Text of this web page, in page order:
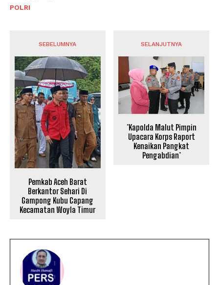
POLRI
SEBELUMNYA
Pemkab Aceh Barat
Berkantor Sehari Di
Gampong Kubu Capang
Kecamatan Woyla Timur
SELANJUTNYA
*Kapolda Malut Pimpin
Upacara Korps Raport
Kenaikan Pangkat
Pengabdian*